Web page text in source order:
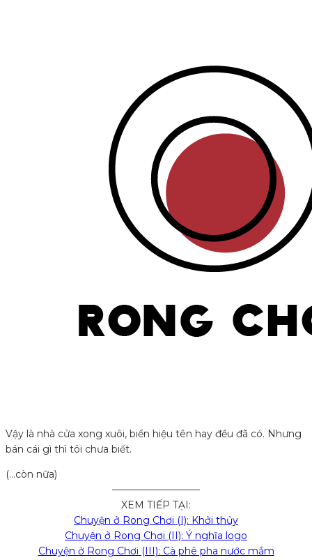
Vậy là nhà cửa xong xuôi, biển hiệu tên hay đều đã có. Nhưng
bán cái gì thì tôi chưa biết.
(…còn nữa)
—————————
XEM TIẾP TẠI:
Chuyện ở Rong Chơi (I): Khởi thủy
Chuyện ở Rong Chơi (II): Ý nghĩa logo
Chuyện ở Rong Chơi (III): Cà phê pha nước mắm